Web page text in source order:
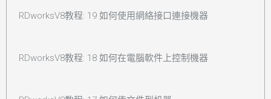
RDworksV8教程: 19 如何使用網絡接口連接機器
RDworksV8教程: 18 如何在電腦軟件上控制機器